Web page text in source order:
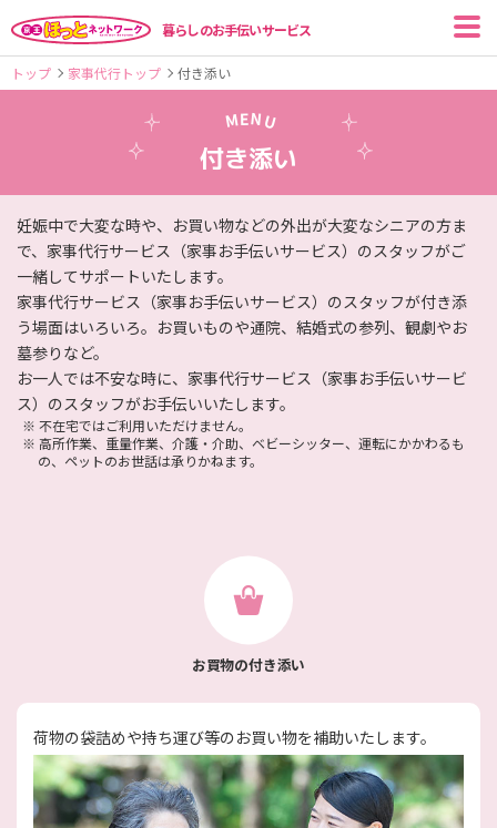
暮らしのお手伝いサービス
トップ 家事代行トップ 付き添い
MENU
付き添い
妊娠中で大変な時や、お買い物などの外出が大変なシニアの方ま
で、家事代行サービス（家事お手伝いサービス）のスタッフがご
一緒してサポートいたします。
家事代行サービス（家事お手伝いサービス）のスタッフが付き添
う場面はいろいろ。お買いものや通院、結婚式の参列、観劇やお
墓参りなど。
お一人では不安な時に、家事代行サービス（家事お手伝いサービ
ス）のスタッフがお手伝いいたします。
※ 不在宅ではご利用いただけません。
※ 高所作業、重量作業、介護・介助、ベビーシッター、運転にかかわるも
の、ペットのお世話は承りかねます。
お買物の付き添い
荷物の袋詰めや持ち運び等のお買い物を補助いたします。